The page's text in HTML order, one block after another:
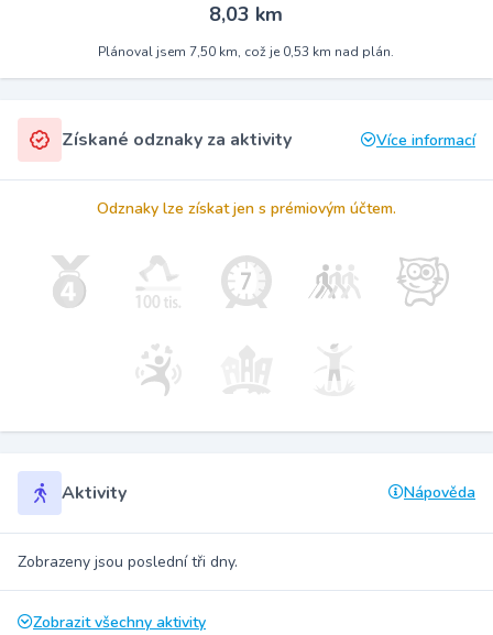
8,03 km
Plánoval jsem 7,50 km, což je 0,53 km nad plán.
Získané odznaky za aktivity Více informací
Odznaky lze získat jen s prémiovým účtem.
Aktivity Nápověda
Zobrazeny jsou poslední tři dny.
Zobrazit všechny aktivity